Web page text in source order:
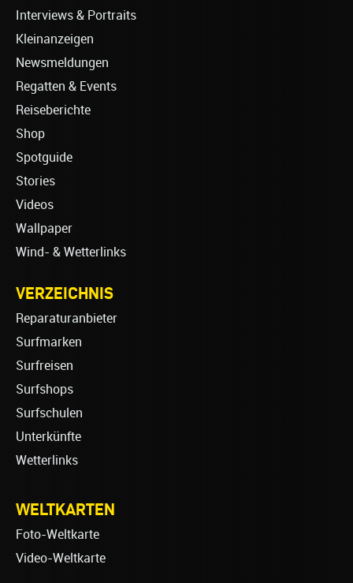
Interviews & Portraits
Kleinanzeigen
Newsmeldungen
Regatten & Events
Reiseberichte
Shop
Spotguide
Stories
Videos
Wallpaper
Wind- & Wetterlinks
VERZEICHNIS
Reparaturanbieter
Surfmarken
Surfreisen
Surfshops
Surfschulen
Unterkünfte
Wetterlinks
WELTKARTEN
Foto-Weltkarte
Video-Weltkarte